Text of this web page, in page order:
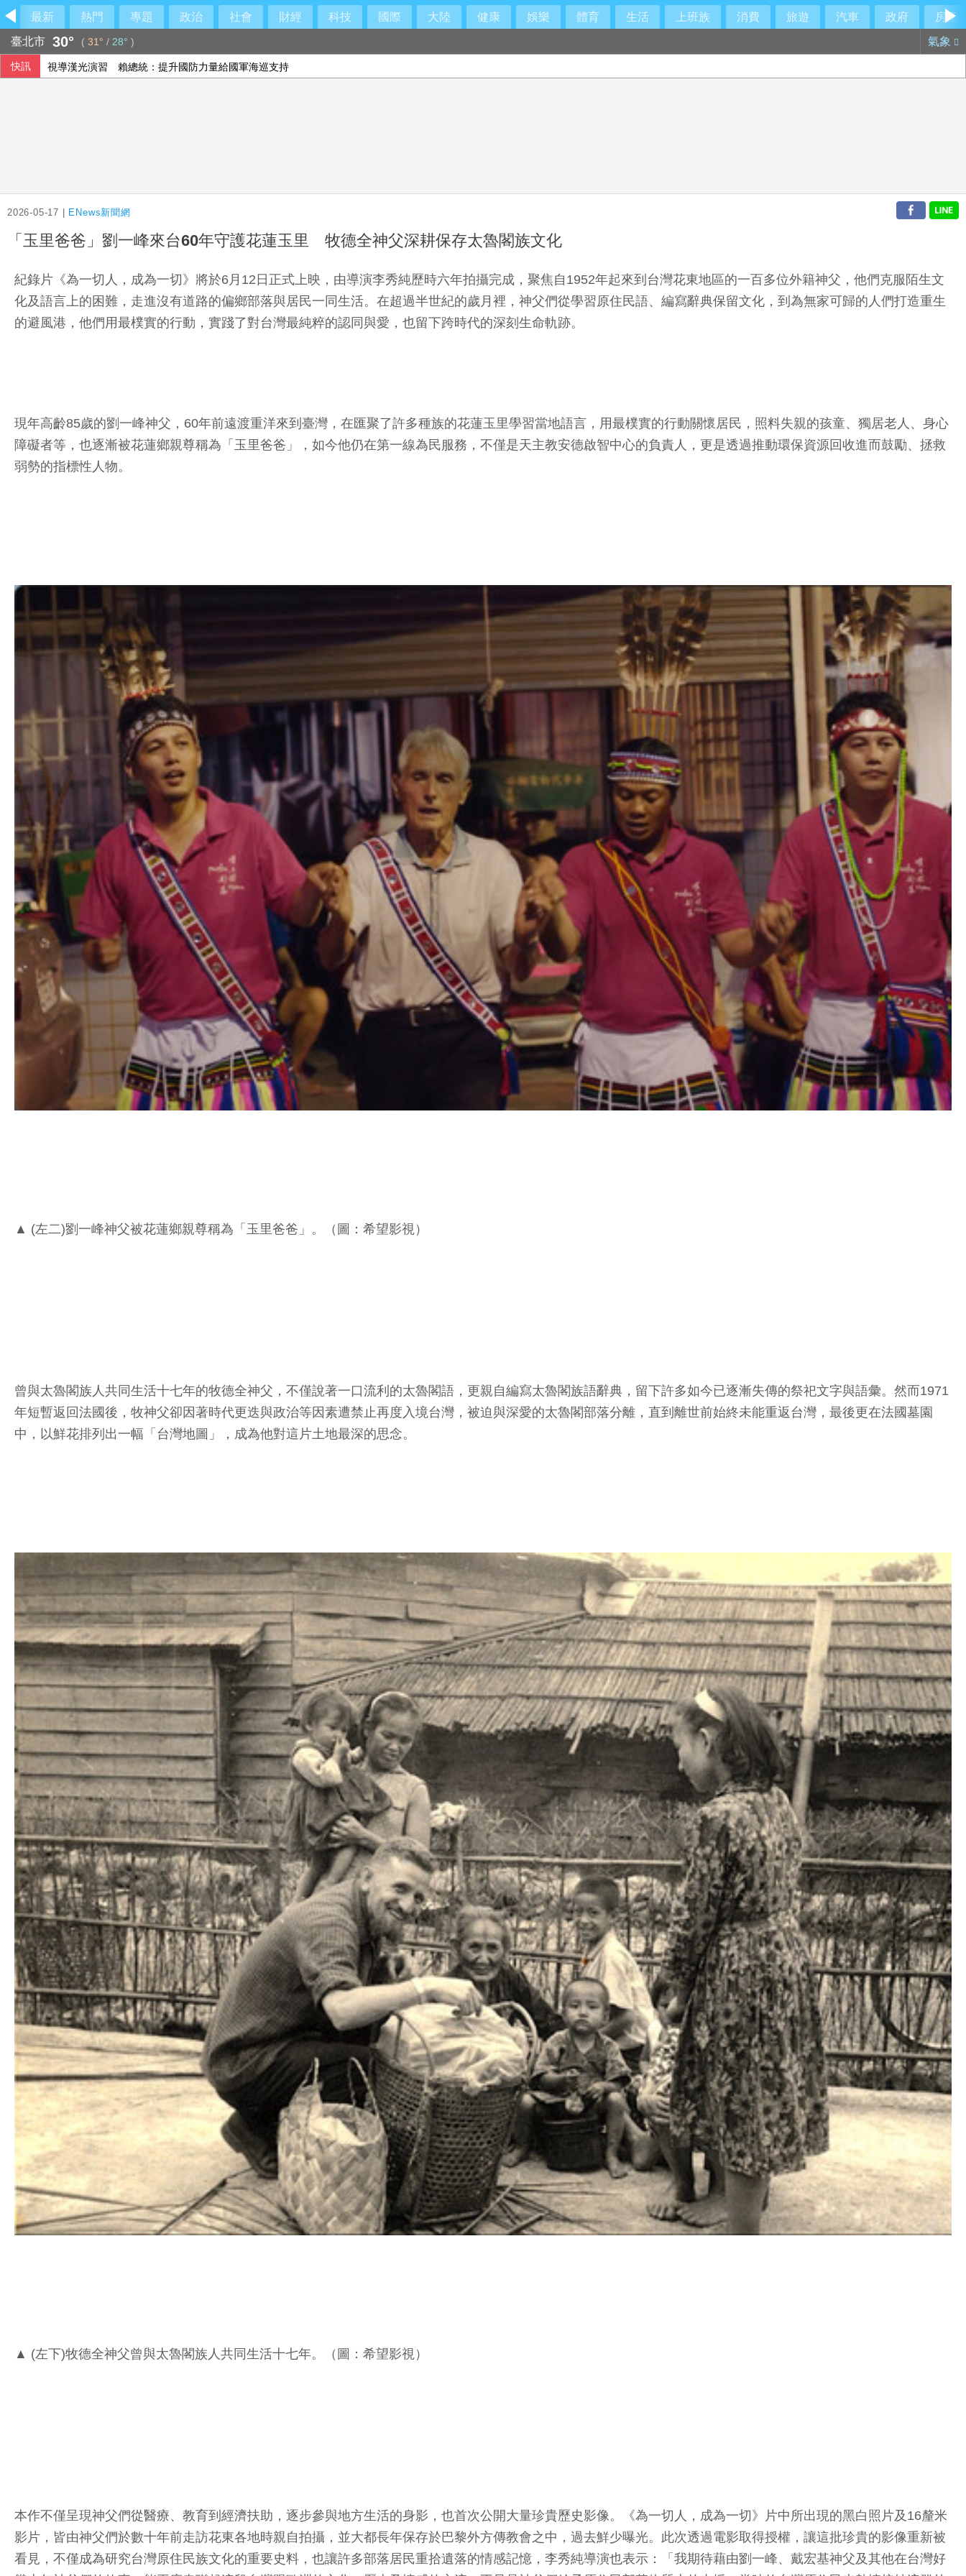
最新 熱門 專題 政治 社會 財經 科技 國際 大陸 健康 娛樂 體育 生活 上班族 消費 旅遊 汽車 政府
房產
臺北市 30° ( 31° / 28° ) 氣象
快訊
視導漢光演習 賴總統：提升國防力量給國軍海巡支持
NBA灰熊前鋒克拉克死因出爐 法醫認定毒品意外
2026-05-17 | ENews新聞網
「玉里爸爸」劉一峰來台60年守護花蓮玉里 牧德全神父深耕保存太魯閣族文化
紀錄片《為一切人，成為一切》將於6月12日正式上映，由導演李秀純歷時六年拍攝完成，聚焦自1952年起來到台灣花東地區的一百多位外籍神父，他們克服陌生文
化及語言上的困難，走進沒有道路的偏鄉部落與居民一同生活。在超過半世紀的歲月裡，神父們從學習原住民語、編寫辭典保留文化，到為無家可歸的人們打造重生
的避風港，他們用最樸實的行動，實踐了對台灣最純粹的認同與愛，也留下跨時代的深刻生命軌跡。
現年高齡85歲的劉一峰神父，60年前遠渡重洋來到臺灣，在匯聚了許多種族的花蓮玉里學習當地語言，用最樸實的行動關懷居民，照料失親的孩童、獨居老人、身心
障礙者等，也逐漸被花蓮鄉親尊稱為「玉里爸爸」，如今他仍在第一線為民服務，不僅是天主教安德啟智中心的負責人，更是透過推動環保資源回收進而鼓勵、拯救
弱勢的指標性人物。
▲ (左二)劉一峰神父被花蓮鄉親尊稱為「玉里爸爸」。（圖：希望影視）
曾與太魯閣族人共同生活十七年的牧德全神父，不僅說著一口流利的太魯閣語，更親自編寫太魯閣族語辭典，留下許多如今已逐漸失傳的祭祀文字與語彙。然而1971
年短暫返回法國後，牧神父卻因著時代更迭與政治等因素遭禁止再度入境台灣，被迫與深愛的太魯閣部落分離，直到離世前始終未能重返台灣，最後更在法國墓園
中，以鮮花排列出一幅「台灣地圖」，成為他對這片土地最深的思念。
▲ (左下)牧德全神父曾與太魯閣族人共同生活十七年。（圖：希望影視）
本作不僅呈現神父們從醫療、教育到經濟扶助，逐步參與地方生活的身影，也首次公開大量珍貴歷史影像。《為一切人，成為一切》片中所出現的黑白照片及16釐米
影片，皆由神父們於數十年前走訪花東各地時親自拍攝，並大都長年保存於巴黎外方傳教會之中，過去鮮少曝光。此次透過電影取得授權，讓這批珍貴的影像重新被
看見，不僅成為研究台灣原住民族文化的重要史料，也讓許多部落居民重拾遺落的情感記憶，李秀純導演也表示：「我期待藉由劉一峰、戴宏基神父及其他在台灣好